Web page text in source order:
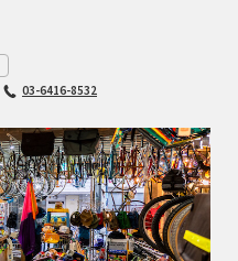
03-6416-8532